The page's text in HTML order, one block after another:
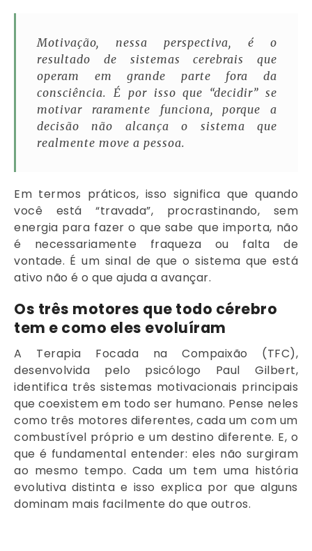
Motivação, nessa perspectiva, é o
resultado de sistemas cerebrais que
operam em grande parte fora da
consciência. É por isso que “decidir” se
motivar raramente funciona, porque a
decisão não alcança o sistema que
realmente move a pessoa.
Em termos práticos, isso significa que quando
você está “travada”, procrastinando, sem
energia para fazer o que sabe que importa, não
é necessariamente fraqueza ou falta de
vontade. É um sinal de que o sistema que está
ativo não é o que ajuda a avançar.
Os três motores que todo cérebro
tem e como eles evoluíram
A Terapia Focada na Compaixão (TFC),
desenvolvida pelo psicólogo Paul Gilbert,
identifica três sistemas motivacionais principais
que coexistem em todo ser humano. Pense neles
como três motores diferentes, cada um com um
combustível próprio e um destino diferente. E, o
que é fundamental entender: eles não surgiram
ao mesmo tempo. Cada um tem uma história
evolutiva distinta e isso explica por que alguns
dominam mais facilmente do que outros.